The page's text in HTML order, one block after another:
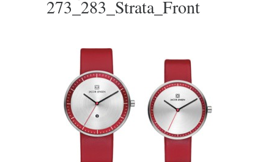
273_283_Strata_Front